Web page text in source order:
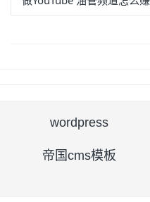
wordpress
帝国cms模板